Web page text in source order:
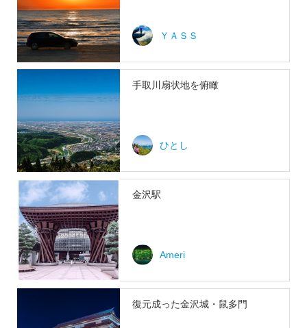
ＹＡＳＳ
手取川扇状地を俯瞰
ひとし
金沢駅
Ameri
復元成った金沢城・鼠多門